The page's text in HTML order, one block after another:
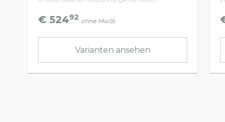
€ 52492 ohne MwSt.
Varianten ansehen